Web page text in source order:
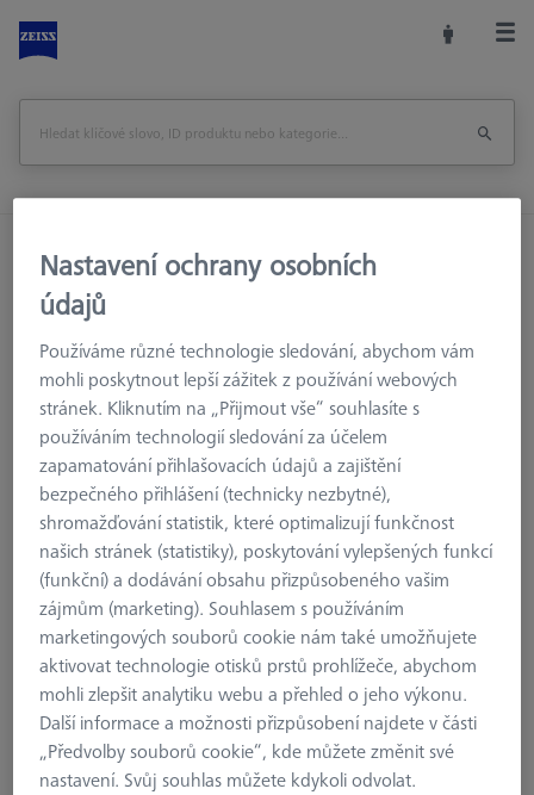
Domů Příslušenství strojů
Optická 3D Metrologie
Referenční značky
Referenční značky
Referenční značky 12,0 mm, retro-reflexní, nekódované, 1000
kusů
Vytisknout stránku
Zpět na
Nastavení ochrany osobních
údajů
Používáme různé technologie sledování, abychom vám
mohli poskytnout lepší zážitek z používání webových
stránek. Kliknutím na „Přijmout vše“ souhlasíte s
používáním technologií sledování za účelem
zapamatování přihlašovacích údajů a zajištění
bezpečného přihlášení (technicky nezbytné),
shromažďování statistik, které optimalizují funkčnost
našich stránek (statistiky), poskytování vylepšených funkcí
(funkční) a dodávání obsahu přizpůsobeného vašim
zájmům (marketing). Souhlasem s používáním
marketingových souborů cookie nám také umožňujete
aktivovat technologie otisků prstů prohlížeče, abychom
mohli zlepšit analytiku webu a přehled o jeho výkonu.
Další informace a možnosti přizpůsobení najdete v části
„Předvolby souborů cookie“, kde můžete změnit své
nastavení. Svůj souhlas můžete kdykoli odvolat.